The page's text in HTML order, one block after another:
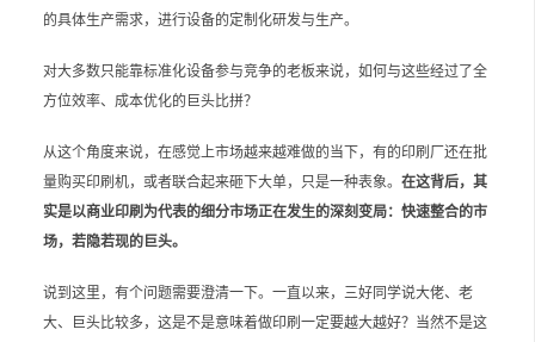
的具体生产需求，进行设备的定制化研发与生产。
对大多数只能靠标准化设备参与竞争的老板来说，如何与这些经过了全
方位效率、成本优化的巨头比拼？
从这个角度来说，在感觉上市场越来越难做的当下，有的印刷厂还在批
量购买印刷机，或者联合起来砸下大单，只是一种表象。 在这背后，其
实是以商业印刷为代表的细分市场正在发生的深刻变局：快速整合的市
场，若隐若现的巨头。
说到这里，有个问题需要澄清一下。一直以来，三好同学说大佬、老
大、巨头比较多，这是不是意味着做印刷一定要越大越好？当然不是这